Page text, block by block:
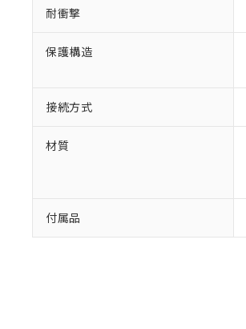
耐衝撃
保護構造
接続方式
材質
付属品